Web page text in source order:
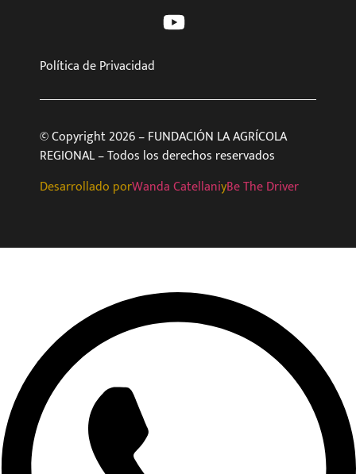
Política de Privacidad
© Copyright 2026 – FUNDACIÓN LA AGRÍCOLA
REGIONAL – Todos los derechos reservados
Desarrollado porWanda CatellaniyBe The Driver